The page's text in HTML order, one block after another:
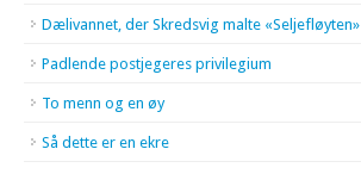
Dælivannet, der Skredsvig malte «Seljefløyten»
Padlende postjegeres privilegium
To menn og en øy
Så dette er en ekre